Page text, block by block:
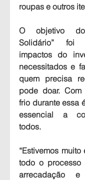
roupas e outros
O objetivo
Solidário” foi
impactos do
necessitados e
quem precisa
pode doar.
frio durante essa
essencial a
todos.
“Estivemos
todo o processo
arrecadação